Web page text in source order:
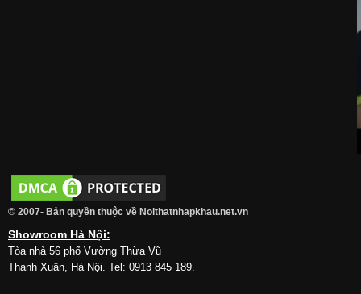
© 2007- Bản quyền thuộc về Noithatnhapkhau.net.vn
Showroom Hà Nội:
Tòa nhà 56 phố Vường Thừa Vũ
Thanh Xuân, Hà Nội. Tel: 0913 845 189.